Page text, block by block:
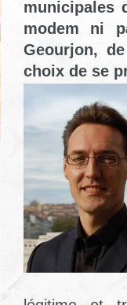
municipales
modem ni
Geourjon,
choix de se